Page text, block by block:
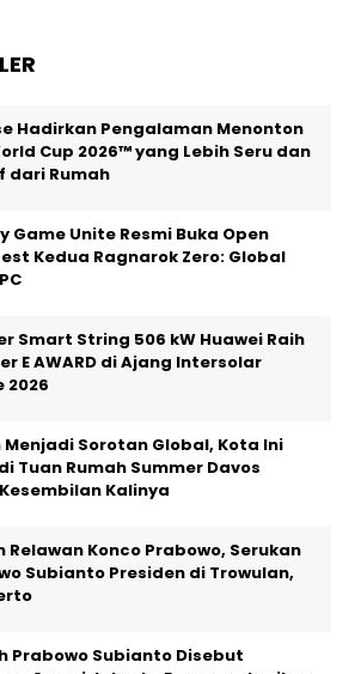
Hadirkan Pengalaman Menonton
Cup 2026™ yang Lebih Seru dan
dari Rumah
Game Unite Resmi Buka Open
Kedua Ragnarok Zero: Global
Smart String 506 kW Huawei Raih
E AWARD di Ajang Intersolar
2026
Menjadi Sorotan Global, Kota Ini
Tuan Rumah Summer Davos
Kalinya
Relawan Konco Prabowo, Serukan
Subianto Presiden di Trowulan,
Prabowo Subianto Disebut